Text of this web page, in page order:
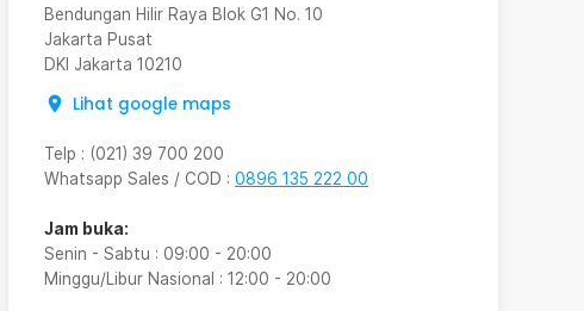
Bendungan Hilir Raya Blok G1 No. 10
Jakarta Pusat
DKI Jakarta 10210
Lihat google maps
Telp : (021) 39 700 200
Whatsapp Sales / COD : 0896 135 222 00
Jam buka:
Senin - Sabtu : 09:00 - 20:00
Minggu/Libur Nasional : 12:00 - 20:00